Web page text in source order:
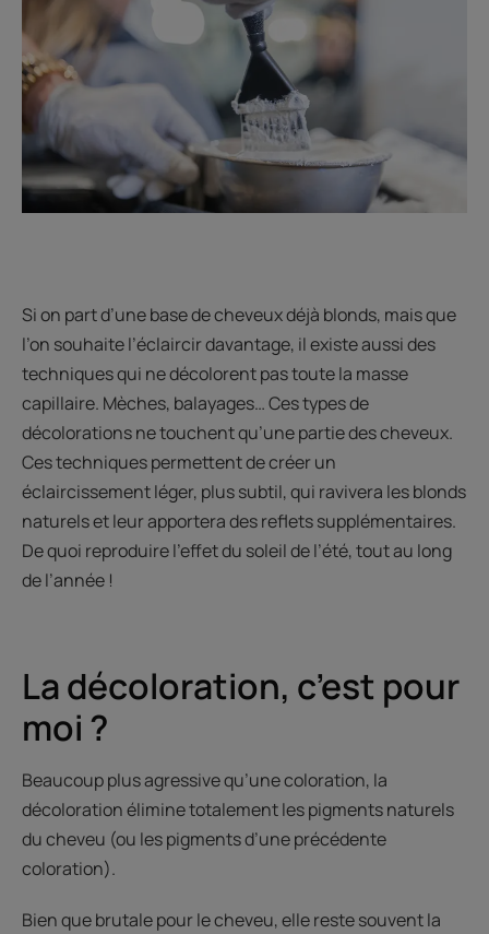
Si on part d’une base de cheveux déjà blonds, mais que
l’on souhaite l’éclaircir davantage, il existe aussi des
techniques qui ne décolorent pas toute la masse
capillaire. Mèches, balayages… Ces types de
décolorations ne touchent qu’une partie des cheveux.
Ces techniques permettent de créer un
éclaircissement léger, plus subtil, qui ravivera les blonds
naturels et leur apportera des reflets supplémentaires.
De quoi reproduire l’effet du soleil de l’été, tout au long
de l’année !
La décoloration, c’est pour
moi ?
Beaucoup plus agressive qu’une coloration, la
décoloration élimine totalement les pigments naturels
du cheveu (ou les pigments d’une précédente
coloration).
Bien que brutale pour le cheveu, elle reste souvent la